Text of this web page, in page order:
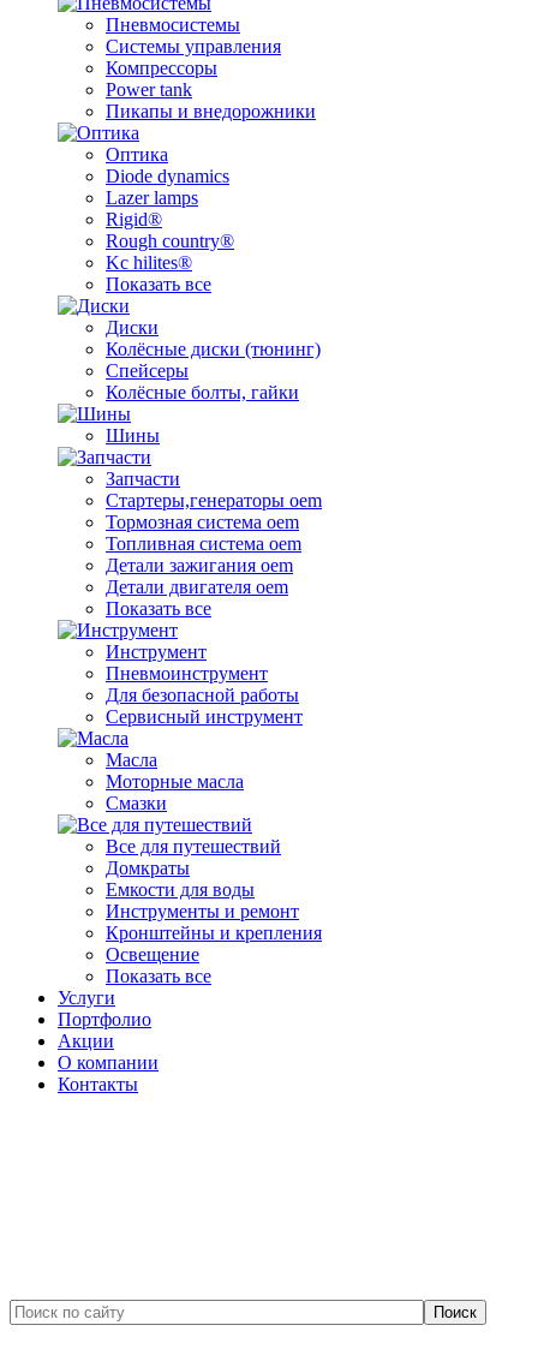
Пневмосистемы
Системы управления
Компрессоры
Power tank
Пикапы и внедорожники
Оптика
Diode dynamics
Lazer lamps
Rigid®
Rough country®
Kc hilites®
Показать все
Диски
Колёсные диски (тюнинг)
Спейсеры
Колёсные болты, гайки
Шины
Запчасти
Стартеры,генераторы oem
Тормозная система oem
Топливная система oem
Детали зажигания oem
Детали двигателя oem
Показать все
Инструмент
Пневмоинструмент
Для безопасной работы
Сервисный инструмент
Масла
Моторные масла
Смазки
Все для путешествий
Домкраты
Емкости для воды
Инструменты и ремонт
Кронштейны и крепления
Освещение
Показать все
Услуги
Портфолио
Акции
О компании
Контакты